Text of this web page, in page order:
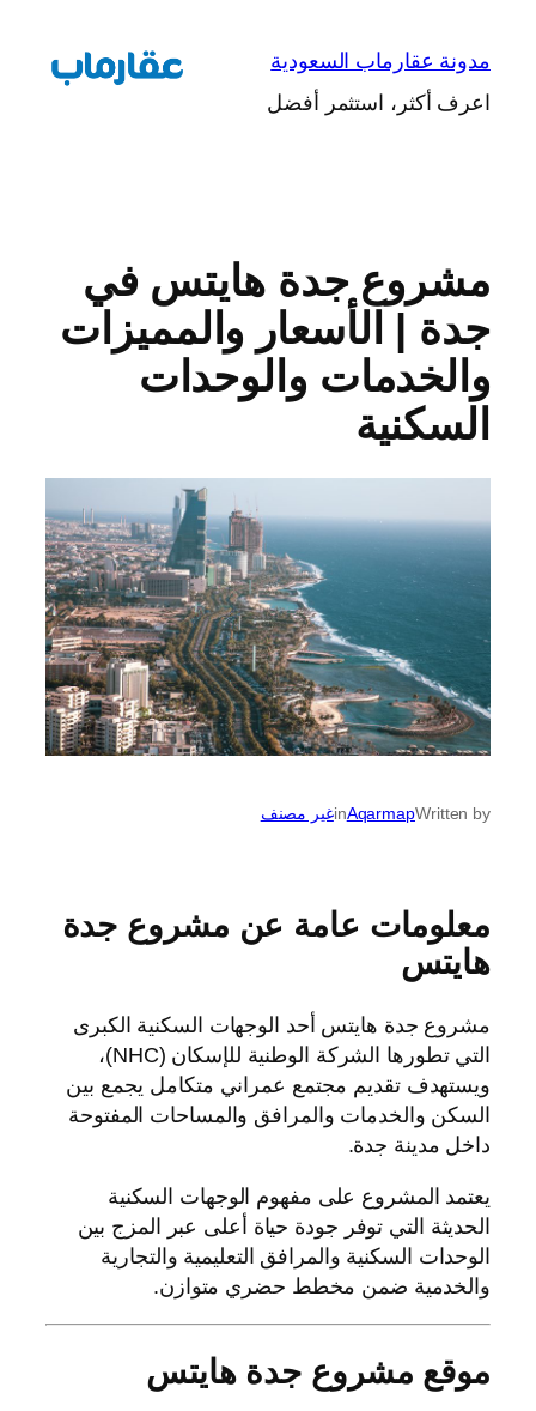
مدونة عقارماب السعودية
اعرف أكثر، استثمر أفضل
مشروع جدة هايتس في
جدة | الأسعار والمميزات
والخدمات والوحدات
السكنية
Written by
Aqarmap
inغير مصنف
معلومات عامة عن مشروع جدة
هايتس
مشروع جدة هايتس أحد الوجهات السكنية الكبرى
التي تطورها الشركة الوطنية للإسكان (NHC)،
ويستهدف تقديم مجتمع عمراني متكامل يجمع بين
السكن والخدمات والمرافق والمساحات المفتوحة
داخل مدينة جدة.
يعتمد المشروع على مفهوم الوجهات السكنية
الحديثة التي توفر جودة حياة أعلى عبر المزج بين
الوحدات السكنية والمرافق التعليمية والتجارية
والخدمية ضمن مخطط حضري متوازن.
موقع مشروع جدة هايتس